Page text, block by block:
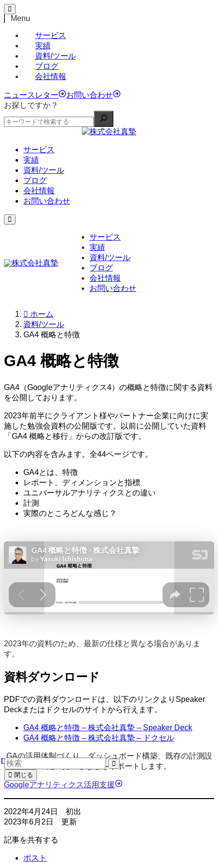
Menu
サービス
実績
資料/ツール
ブログ
会社情報
ニュースレター
お問い合わせ
お探しですか？
サービス
実績
資料/ツール
ブログ
会社情報
お問い合わせ
サービス
実績
資料/ツール
ブログ
会社情報
お問い合わせ
ホーム
資料/ツール
GA4 概略と特徴
GA4 概略と特徴
GA4（Googleアナリティクス4）の概略と特徴に関する資料
を公開しております。
2023年前半にクライアント様やパートナー企業に向けに実
施した勉強会資料の公開版です。以前に公開していた資料
「GA4 概略と移行」からの改訂版です。
以下の内容を含みます。全44ページです。
GA4とは、特徴
レポート、ディメンションと指標
ユニバーサルアナリティクスとの違い
計測
実際のところどんな感じ？
2023年の資料のため、最新の仕様と異なる場合がありま
す。
資料ダウンロード
PDFでの資料ダウンロードは、以下のリンクよりSpeaker
Deckまたはドクセルのサイトから行えます。
GA4 概略と特徴 – 株式会社真摯 – Speaker Deck
GA4 概略と特徴 – 株式会社真摯 – ドクセル
GAの活用体制づくり、ダッシュボード構築、既存の計測設
定の見直しなどをサポートします。
Googleアナリティクス活用支援
2022年4月24日 初出
2023年6月2日 更新
記事を共有する
ポスト
閉じる